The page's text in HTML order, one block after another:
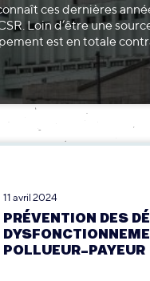
ces dernières
Loin d’être une
est en totale
11 avril 2024
PRÉVENTION DES
POLLUEUR-PAYEUR